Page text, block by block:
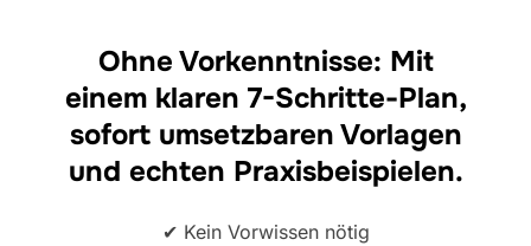
Ohne Vorkenntnisse: Mit
einem klaren 7-Schritte-Plan,
sofort umsetzbaren Vorlagen
und echten Praxisbeispielen.
✔ Kein Vorwissen nötig